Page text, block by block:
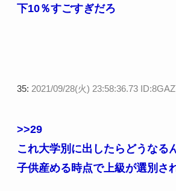
下10％すごすぎだろ
35: 2021/09/28(火) 23:58:36.73
>>29
これ大学別に出したらどうなる
子供産める時点で上級が選別さ